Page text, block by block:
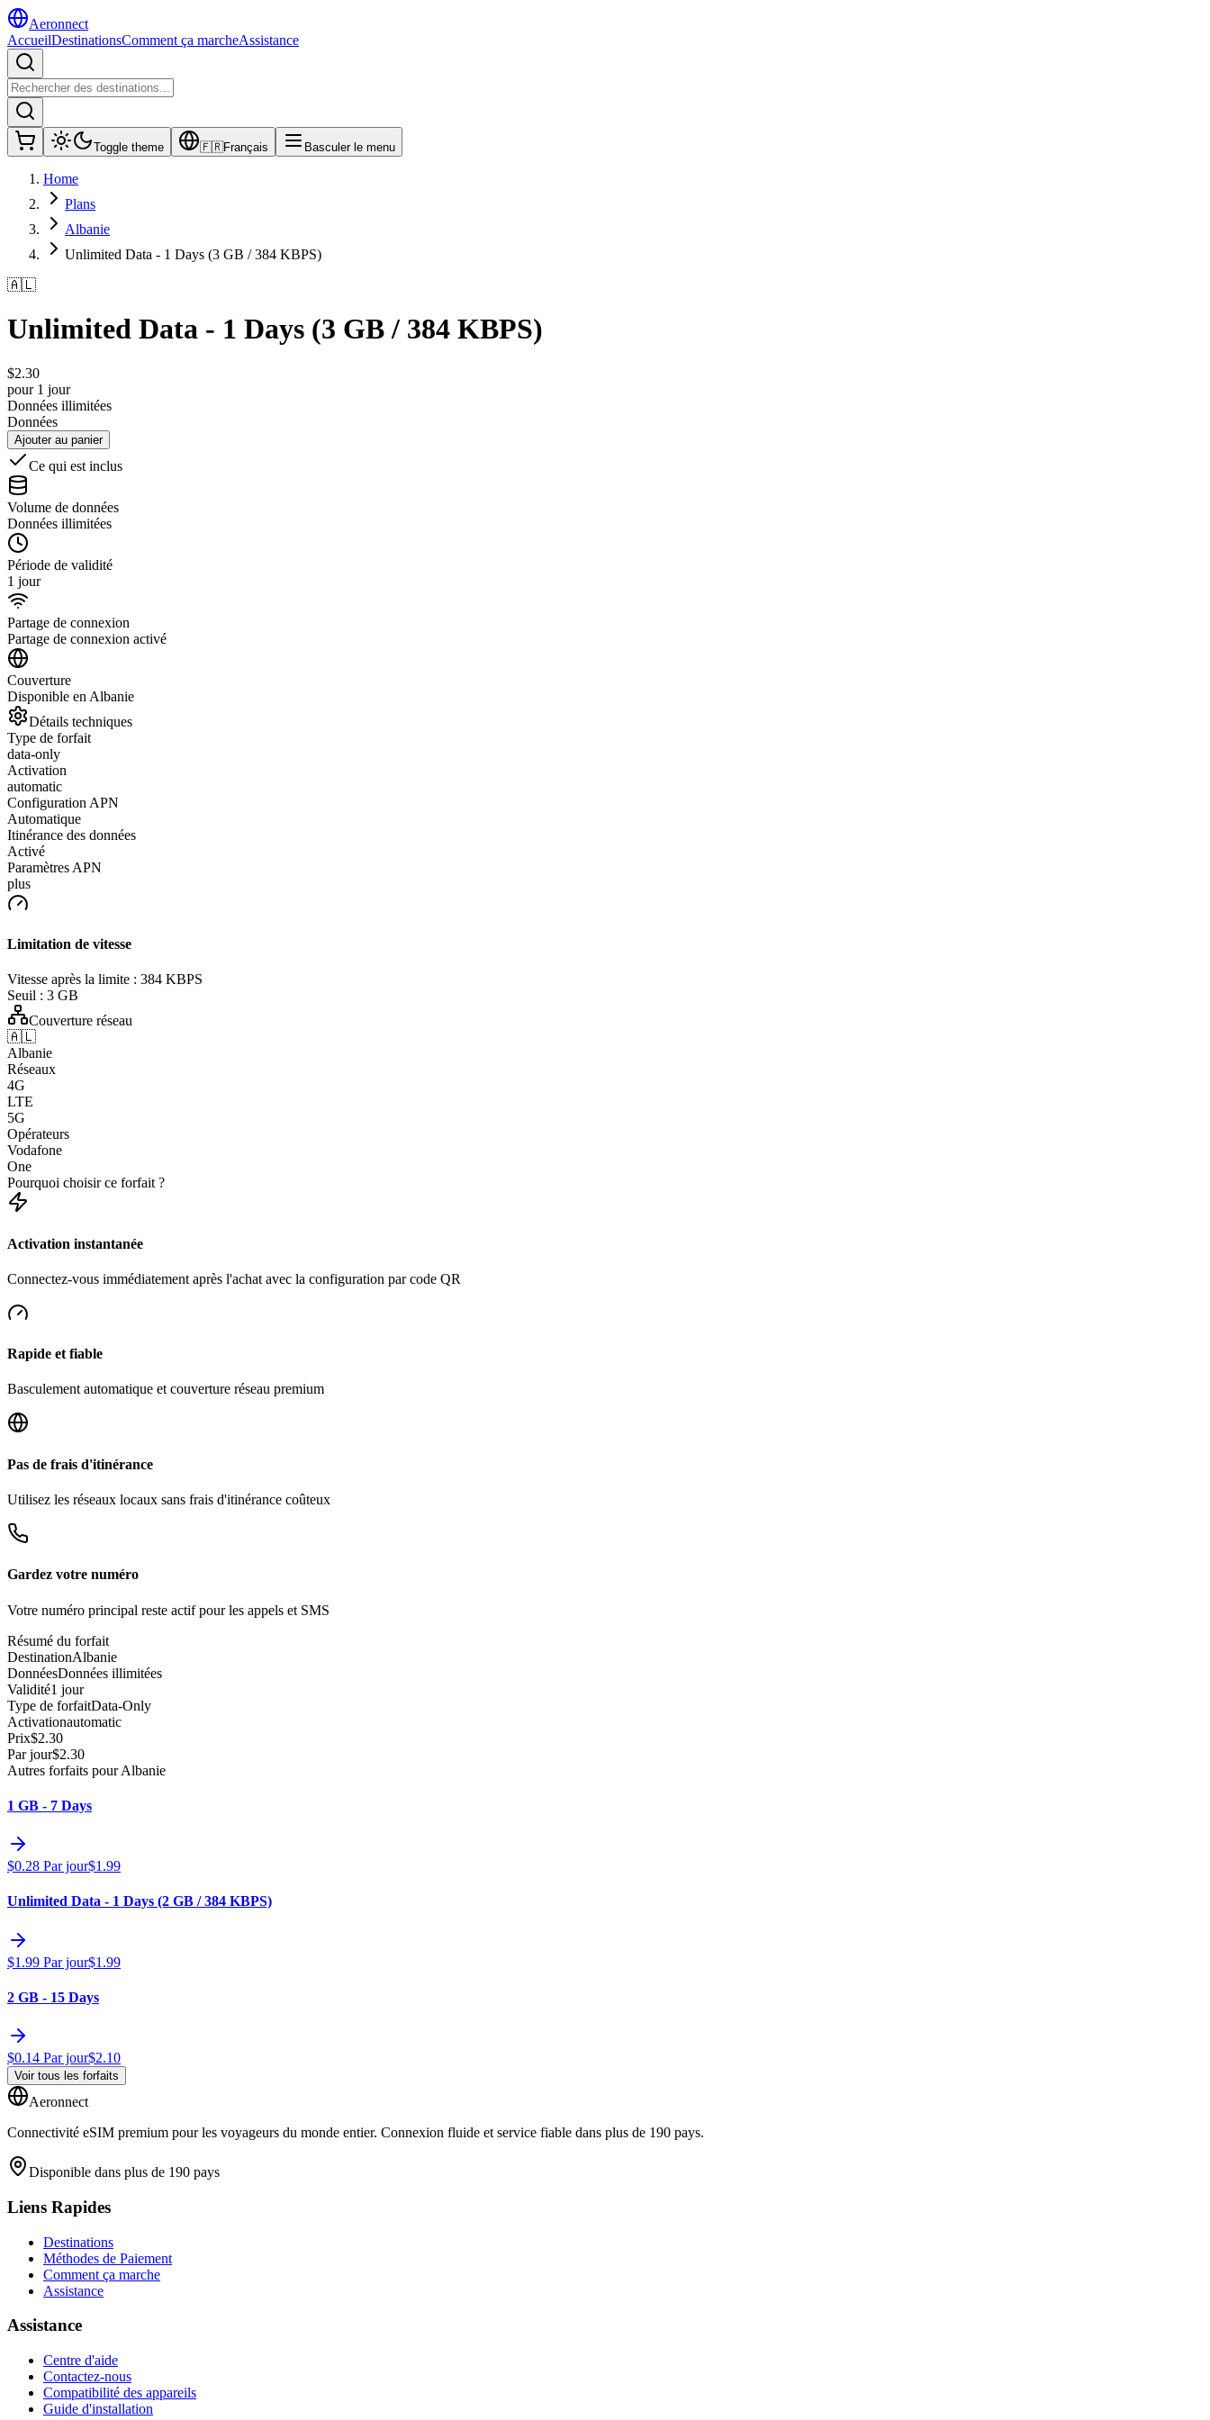
Aeronnect
AccueilDestinationsComment ça marcheAssistance
Toggle theme 🇫🇷Français Basculer le menu
Home
Plans
Albanie
Unlimited Data - 1 Days (3 GB / 384 KBPS)
🇦🇱
Unlimited Data - 1 Days (3 GB / 384 KBPS)
$2.30
pour 1 jour
Données illimitées
Données
Ajouter au panier
Ce qui est inclus
Volume de données
Données illimitées
Période de validité
1 jour
Partage de connexion
Partage de connexion activé
Couverture
Disponible en Albanie
Détails techniques
Type de forfait
data-only
Activation
automatic
Configuration APN
Automatique
Itinérance des données
Activé
Paramètres APN
plus
Limitation de vitesse
Vitesse après la limite : 384 KBPS
Seuil : 3 GB
Couverture réseau
🇦🇱
Albanie
Réseaux
4G
LTE
5G
Opérateurs
Vodafone
One
Pourquoi choisir ce forfait ?
Activation instantanée
Connectez-vous immédiatement après l'achat avec la configuration par code QR
Rapide et fiable
Basculement automatique et couverture réseau premium
Pas de frais d'itinérance
Utilisez les réseaux locaux sans frais d'itinérance coûteux
Gardez votre numéro
Votre numéro principal reste actif pour les appels et SMS
Résumé du forfait
DestinationAlbanie
DonnéesDonnées illimitées
Validité1 jour
Type de forfaitData-Only
Activationautomatic
Prix$2.30
Par jour$2.30
Autres forfaits pour Albanie
1 GB - 7 Days
$0.28 Par jour$1.99
Unlimited Data - 1 Days (2 GB / 384 KBPS)
$1.99 Par jour$1.99
2 GB - 15 Days
$0.14 Par jour$2.10
Voir tous les forfaits
Aeronnect
Connectivité eSIM premium pour les voyageurs du monde entier. Connexion fluide et service fiable dans plus de 190 pays.
Disponible dans plus de 190 pays
Liens Rapides
Destinations
Méthodes de Paiement
Comment ça marche
Assistance
Assistance
Centre d'aide
Contactez-nous
Compatibilité des appareils
Guide d'installation